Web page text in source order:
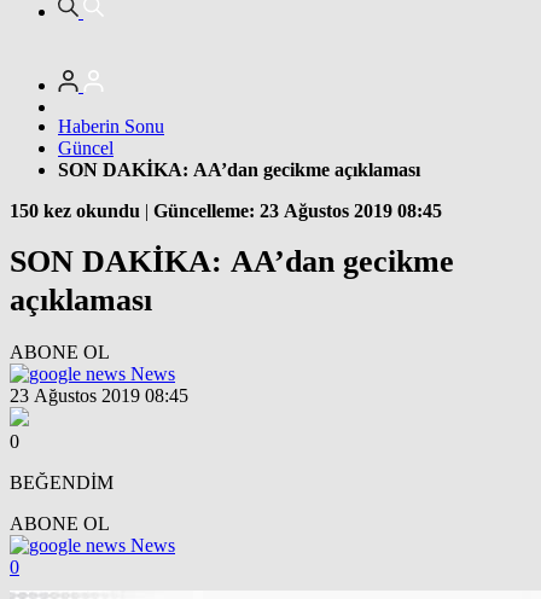
Haberin Sonu
Güncel
SON DAKİKA: AA’dan gecikme açıklaması
150 kez okundu | Güncelleme: 23 Ağustos 2019 08:45
SON DAKİKA: AA’dan gecikme
açıklaması
ABONE OL
News
23 Ağustos 2019 08:45
0
BEĞENDİM
ABONE OL
News
0